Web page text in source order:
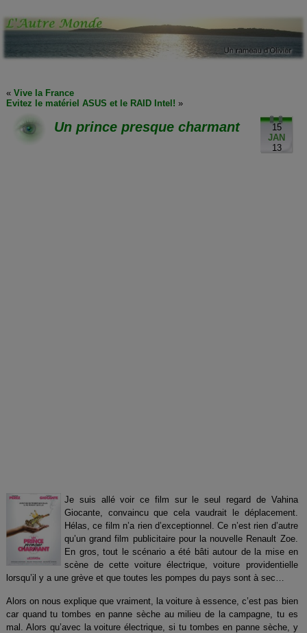
« Vive la France
Evitez le matériel ASUS et le RAID Intel! »
15
JAN
13
Un prince presque charmant
Je suis allé voir ce film sur le seul regard de Vahina
Giocante, convaincu que cela vaudrait le déplacement.
Hélas, ce film n’a rien d’exceptionnel. Ce n’est rien d’autre
qu’un grand film publicitaire pour la nouvelle Renault Zoe.
En gros, tout le scénario a été bâti autour de la mise en
scène de cette voiture électrique, voiture providentielle
lorsqu’il y a une grève et que toutes les pompes du pays sont à sec…
Alors on nous explique que vraiment, la voiture à essence, c’est pas bien
car quand tu tombes en panne sèche au milieu de la campagne, tu es
mal. Alors qu’avec la voiture électrique, si tu tombes en panne sèche, y